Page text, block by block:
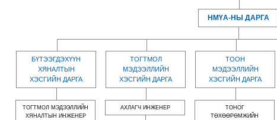
НМҮА-НЫ ДАРГА
БҮТЭЭГДЭХҮҮН
ХЯНАЛТЫН
ХЭСГИЙН ДАРГА
ТОГТМОЛ МЭДЭЭЛЛИЙН
ХЯНАЛТЫН ИНЖЕНЕР
ТОГТМОЛ
МЭДЭЭЛЛИЙН
ХЭСГИЙН ДАРГА
АХЛАГЧ ИНЖЕНЕР
ТООН
МЭДЭЭЛЛИЙН
ХЭСГИЙН ДАРГА
ТОНОГ
ТӨХӨӨРӨМЖИЙН